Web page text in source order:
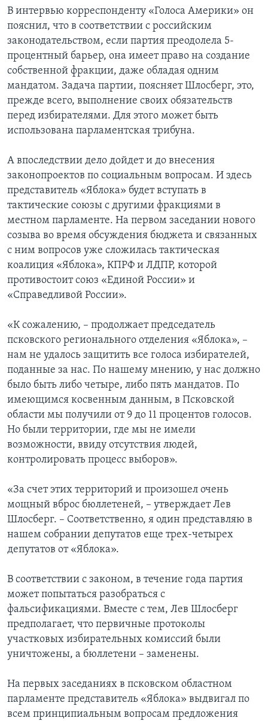
В интервью корреспонденту «Голоса Америки» он
пояснил, что в соответствии с российским
законодательством, если партия преодолела 5-
процентный барьер, она имеет право на создание
собственной фракции, даже обладая одним
мандатом. Задача партии, поясняет Шлосберг, это,
прежде всего, выполнение своих обязательств
перед избирателями. Для этого может быть
использована парламентская трибуна.
А впоследствии дело дойдет и до внесения
законопроектов по социальным вопросам. И здесь
представитель «Яблока» будет вступать в
тактические союзы с другими фракциями в
местном парламенте. На первом заседании нового
созыва во время обсуждения бюджета и связанных
с ним вопросов уже сложилась тактическая
коалиция «Яблока», КПРФ и ЛДПР, которой
противостоит союз «Единой России» и
«Справедливой России».
«К сожалению, – продолжает председатель
псковского регионального отделения «Яблока», –
нам не удалось защитить все голоса избирателей,
поданные за нас. По нашему мнению, у нас должно
было быть либо четыре, либо пять мандатов. По
имеющимся косвенным данным, в Псковской
области мы получили от 9 до 11 процентов голосов.
Но были территории, где мы не имели
возможности, ввиду отсутствия людей,
контролировать процесс выборов».
«За счет этих территорий и произошел очень
мощный вброс бюллетеней, – утверждает Лев
Шлосберг. – Соответственно, я один представляю в
нашем собрании депутатов еще трех-четырех
депутатов от «Яблока».
В соответствии с законом, в течение года партия
может попытаться разобраться с
фальсификациями. Вместе с тем, Лев Шлосберг
предполагает, что первичные протоколы
участковых избирательных комиссий были
уничтожены, а бюллетени – заменены.
На первых заседаниях в псковском областном
парламенте представитель «Яблока» выдвигал по
всем принципиальным вопросам предложения